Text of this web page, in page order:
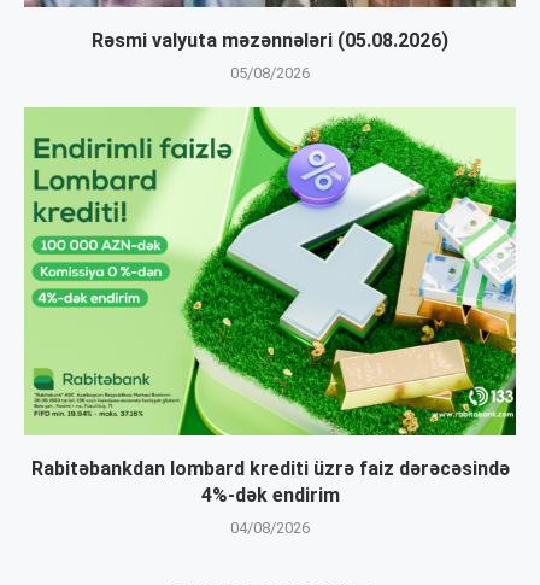
Rəsmi valyuta məzənnələri (05.08.2026)
05/08/2026
Rabitəbankdan lombard krediti üzrə faiz dərəcəsində
4%-dək endirim
04/08/2026